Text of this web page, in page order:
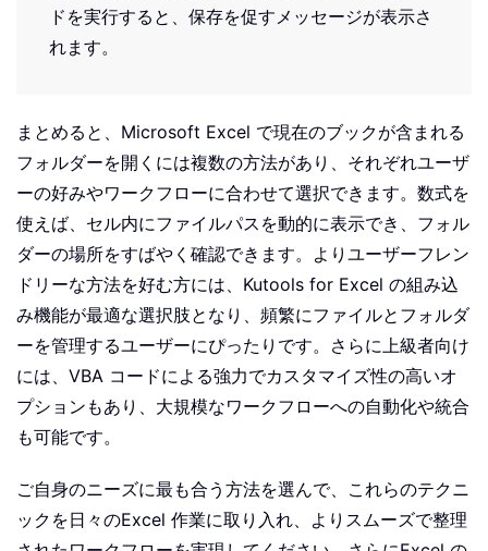
ドを実行すると、保存を促すメッセージが表示さ
れます。
まとめると、Microsoft Excel で現在のブックが含まれる
フォルダーを開くには複数の方法があり、それぞれユーザ
ーの好みやワークフローに合わせて選択できます。数式を
使えば、セル内にファイルパスを動的に表示でき、フォル
ダーの場所をすばやく確認できます。よりユーザーフレン
ドリーな方法を好む方には、Kutools for Excel の組み込
み機能が最適な選択肢となり、頻繁にファイルとフォルダ
ーを管理するユーザーにぴったりです。さらに上級者向け
には、VBA コードによる強力でカスタマイズ性の高いオ
プションもあり、大規模なワークフローへの自動化や統合
も可能です。
ご自身のニーズに最も合う方法を選んで、これらのテクニ
ックを日々のExcel 作業に取り入れ、よりスムーズで整理